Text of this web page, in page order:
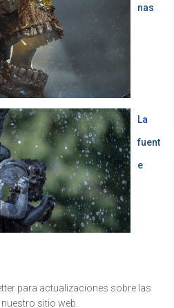
nas
La
fuent
e
para actualizaciones sobre las
sitio web.